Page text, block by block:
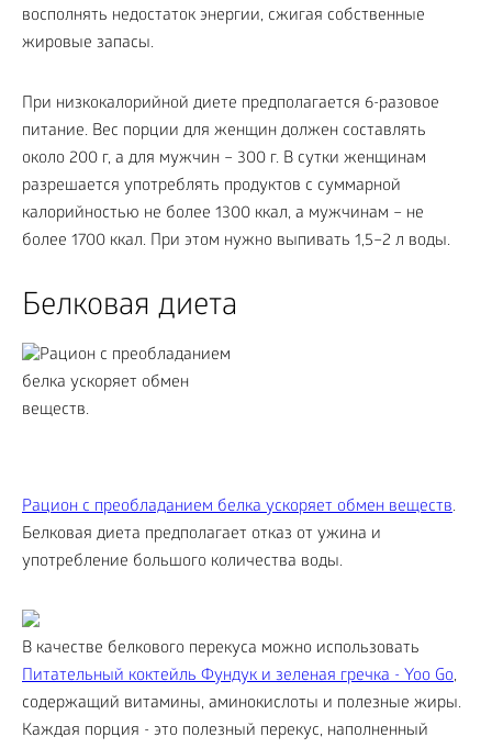
восполнять недостаток энергии, сжигая собственные
жировые запасы.
При низкокалорийной диете предполагается 6-разовое
питание. Вес порции для женщин должен составлять
около 200 г, а для мужчин – 300 г. В сутки женщинам
разрешается употреблять продуктов с суммарной
калорийностью не более 1300 ккал, а мужчинам – не
более 1700 ккал. При этом нужно выпивать 1,5–2 л воды.
Белковая диета
Рацион с преобладанием белка ускоряет обмен веществ.
Белковая диета предполагает отказ от ужина и
употребление большого количества воды.
В качестве белкового перекуса можно использовать
Питательный коктейль Фундук и зеленая гречка - Yoo Gо,
содержащий витамины, аминокислоты и полезные жиры.
Каждая порция - это полезный перекус, наполненный